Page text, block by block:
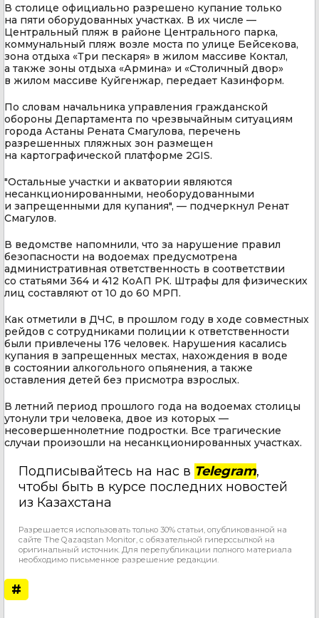
В столице официально разрешено купание только
на пяти оборудованных участках. В их числе —
Центральный пляж в районе Центрального парка,
коммунальный пляж возле моста по улице Бейсекова,
зона отдыха «Три пескаря» в жилом массиве Коктал,
а также зоны отдыха «Армина» и «Столичный двор»
в жилом массиве Куйгенжар, передает Казинформ.
По словам начальника управления гражданской
обороны Департамента по чрезвычайным ситуациям
города Астаны Рената Смагулова, перечень
разрешенных пляжных зон размещен
на картографической платформе 2GIS.
"Остальные участки и акватории являются
несанкционированными, необорудованными
и запрещенными для купания", — подчеркнул Ренат
Смагулов.
В ведомстве напомнили, что за нарушение правил
безопасности на водоемах предусмотрена
административная ответственность в соответствии
со статьями 364 и 412 КоАП РК. Штрафы для физических
лиц составляют от 10 до 60 МРП.
Как отметили в ДЧС, в прошлом году в ходе совместных
рейдов с сотрудниками полиции к ответственности
были привлечены 176 человек. Нарушения касались
купания в запрещенных местах, нахождения в воде
в состоянии алкогольного опьянения, а также
оставления детей без присмотра взрослых.
В летний период прошлого года на водоемах столицы
утонули три человека, двое из которых —
несовершеннолетние подростки. Все трагические
случаи произошли на несанкционированных участках.
Подписывайтесь на нас в Telegram,
чтобы быть в курсе последних новостей
из Казахстана
Разрешается использовать только 30% статьи, опубликованной на
сайте The Qazaqstan Monitor, с обязательной гиперссылкой на
оригинальный источник. Для перепубликации полного материала
необходимо письменное разрешение редакции.
#